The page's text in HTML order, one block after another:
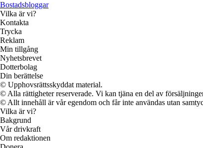
Bostadsbloggar
Vilka är vi?
Kontakta
Trycka
Reklam
Min tillgång
Nyhetsbrevet
Dotterbolag
Din berättelse
© Upphovsrättsskyddat material.
© Alla rättigheter reserverade. Vi kan tjäna en del av
© Allt innehåll är vår egendom och får inte användas utan
Vilka är vi?
Bakgrund
Vår drivkraft
Om redaktionen